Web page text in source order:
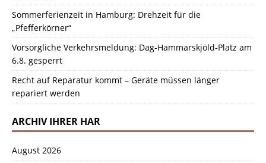
Sommerferienzeit in Hamburg: Drehzeit für die
„Pfefferkörner“
Vorsorgliche Verkehrsmeldung: Dag-Hammarskjöld-Platz am
6.8. gesperrt
Recht auf Reparatur kommt – Geräte müssen länger
repariert werden
ARCHIV IHRER HAR
August 2026